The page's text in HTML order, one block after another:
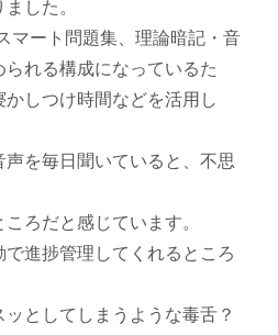
した。
マート問題集、理論暗記・音
れる構成になっているた
しつけ時間などを活用し
を毎日聞いていると、不思
ろだと感じています。
進捗管理してくれるところ
としてしまうような毒舌？